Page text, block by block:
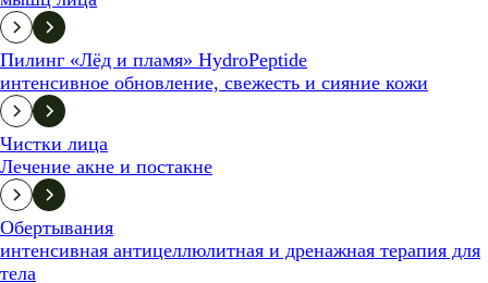
Пилинг «Лёд и пламя» HydroPeptide
интенсивное обновление, свежесть и сияние кожи
Чистки лица
Лечение акне и постакне
Обертывания
интенсивная антицеллюлитная и дренажная терапия для
тела